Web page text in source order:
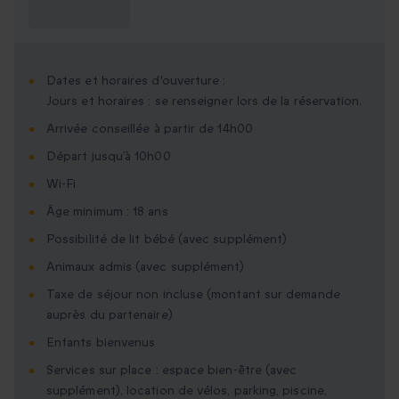
Dates et horaires d'ouverture :
Jours et horaires : se renseigner lors de la réservation.
Arrivée conseillée à partir de 14h00
Départ jusqu’à 10h00
Wi-Fi
Âge minimum : 18 ans
Possibilité de lit bébé (avec supplément)
Animaux admis (avec supplément)
Taxe de séjour non incluse (montant sur demande
auprès du partenaire)
Enfants bienvenus
Services sur place : espace bien-être (avec
supplément), location de vélos, parking, piscine,